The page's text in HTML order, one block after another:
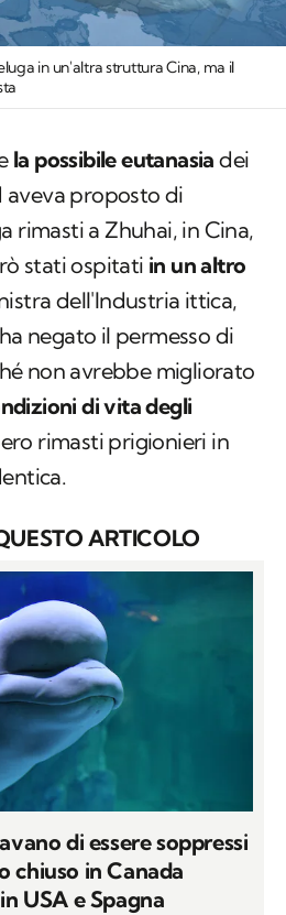
in un'altra struttura Cina, ma il
la possibile eutanasia dei
aveva proposto di
rimasti a Zhuhai, in Cina,
stati ospitati in un altro
dell'Industria ittica,
negato il permesso di
non avrebbe migliorato
di vita degli
rimasti prigionieri in
ARTICOLO
di essere soppressi
chiuso in Canada
USA e Spagna